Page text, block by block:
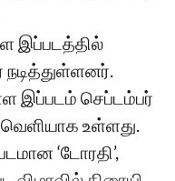
இப்படத்தில்
இப்படம் செப்டம்பர்
உள்ளது.
‘டோரதி’,